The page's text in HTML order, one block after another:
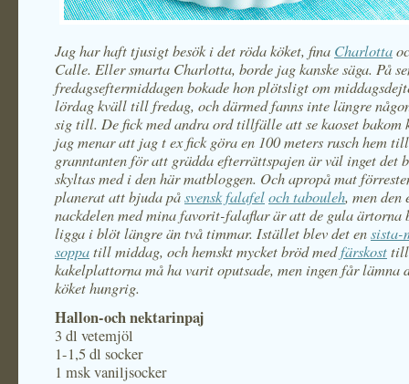
Jag har haft tjusigt besök i det röda köket, fina Charlotta
Calle. Eller smarta Charlotta, borde jag kanske säga. På
fredagseftermiddagen bokade hon plötsligt om
lördag kväll till fredag, och därmed fanns inte längre
sig till. De fick med andra ord tillfälle att se kaoset bakom
jag menar att jag t ex fick göra en 100 meters rusch hem till
granntanten för att grädda efterrättspajen är väl inget det
skyltas med i den här matbloggen. Och apropå mat
planerat att bjuda påsvensk falafeloch tabouleh, men den
nackdelen med mina favorit-falaflar är att de gula ärtorna
ligga i blöt längre än två timmar. Istället blev det ensista-
soppatill middag, och hemskt mycket bröd medfärskost
kakelplattorna må ha varit oputsade, men ingen får lämna
köket hungrig.
Hallon-och nektarinpaj
3 dl vetemjöl
1-1,5 dl socker
1 msk vaniljsocker